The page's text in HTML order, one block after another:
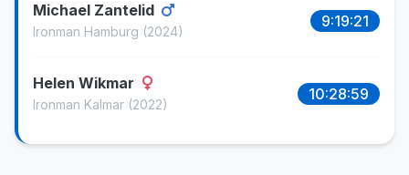
Michael Zantelid
Ironman Hamburg (2024)
9:19:21
Helen Wikmar
Ironman Kalmar (2022)
10:28:59